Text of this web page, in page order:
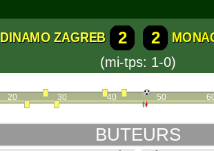
DINAMO ZAGREB 2 2
(mi-tps: 1-0)
20 30 40 50
BUTEURS